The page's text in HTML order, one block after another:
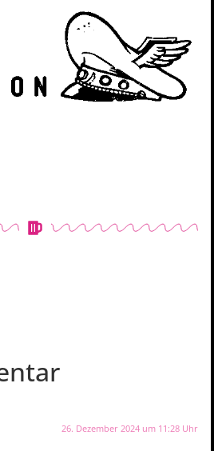
26. Dezember 2024 um 11:28 Uhr